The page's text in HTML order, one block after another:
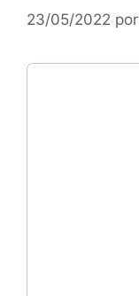
23/05/2022 por